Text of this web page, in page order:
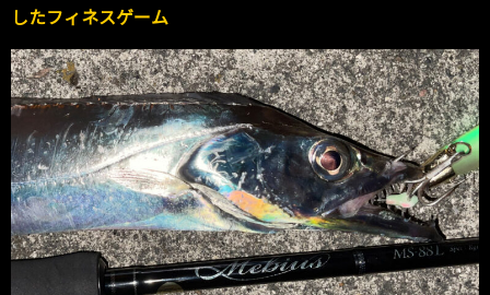
したフィネスゲーム